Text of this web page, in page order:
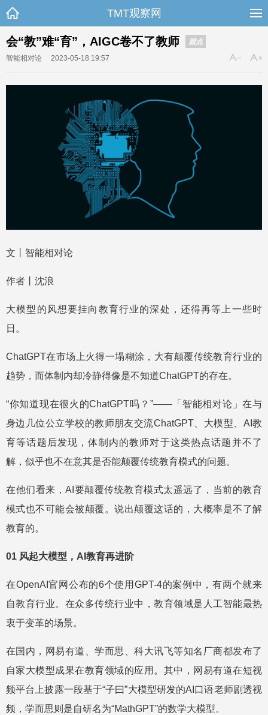
TMT观察网
会“教”难“育”，AIGC卷不了教师 观点
智能相对论 2023-05-18 19:57
文丨智能相对论
作者丨沈浪
大模型的风想要挂向教育行业的深处，还得再等上一些时
日。
ChatGPT在市场上火得一塌糊涂，大有颠覆传统教育行业的
趋势，而体制内却冷静得像是不知道ChatGPT的存在。
“你知道现在很火的ChatGPT吗？”——「智能相对论」在与
身边几位公立学校的教师朋友交流ChatGPT、大模型、AI教
育等话题后发现，体制内的教师对于这类热点话题并不了
解，似乎也不在意其是否能颠覆传统教育模式的问题。
在他们看来，AI要颠覆传统教育模式太遥远了，当前的教育
模式也不可能会被颠覆。说出颠覆这话的，大概率是不了解
教育的。
01 风起大模型，AI教育再进阶
在OpenAI官网公布的6个使用GPT-4的案例中，有两个就来
自教育行业。在众多传统行业中，教育领域是人工智能最热
衷于变革的场景。
在国内，网易有道、学而思、科大讯飞等知名厂商都发布了
自家大模型成果在教育领域的应用。其中，网易有道在短视
频平台上披露一段基于“子曰”大模型研发的AI口语老师剧透视
频，学而思则是自研名为“MathGPT”的数学大模型。